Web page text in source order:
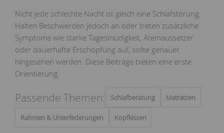
Nicht jede schlechte Nacht ist gleich eine Schlafstörung.
Halten Beschwerden jedoch an oder treten zusätzliche
Symptome wie starke Tagesmüdigkeit, Atemaussetzer
oder dauerhafte Erschöpfung auf, sollte genauer
hingesehen werden. Diese Beiträge bieten eine erste
Orientierung.
Passende Themen: Schlafberatung Matratzen
Rahmen & Unterfederungen Kopfkissen